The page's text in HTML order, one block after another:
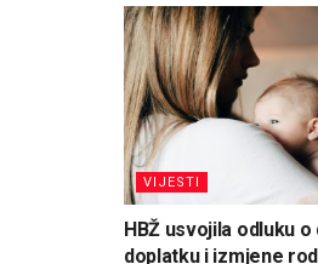
VIJESTI
HBŽ usvojila odluku o
doplatku i izmjene